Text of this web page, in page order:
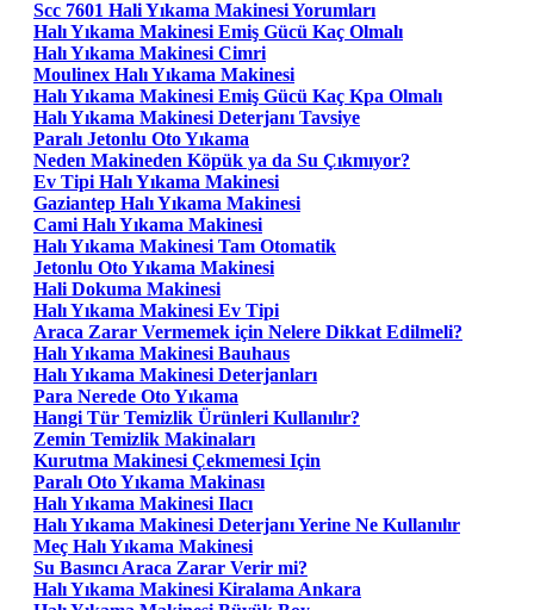
Scc 7601 Hali Yıkama Makinesi Yorumları
Halı Yıkama Makinesi Emiş Gücü Kaç Olmalı
Halı Yıkama Makinesi Cimri
Moulinex Halı Yıkama Makinesi
Halı Yıkama Makinesi Emiş Gücü Kaç Kpa Olmalı
Halı Yıkama Makinesi Deterjanı Tavsiye
Paralı Jetonlu Oto Yıkama
Neden Makineden Köpük ya da Su Çıkmıyor?
Ev Tipi Halı Yıkama Makinesi
Gaziantep Halı Yıkama Makinesi
Cami Halı Yıkama Makinesi
Halı Yıkama Makinesi Tam Otomatik
Jetonlu Oto Yıkama Makinesi
Hali Dokuma Makinesi
Halı Yıkama Makinesi Ev Tipi
Araca Zarar Vermemek için Nelere Dikkat Edilmeli?
Halı Yıkama Makinesi Bauhaus
Halı Yıkama Makinesi Deterjanları
Para Nerede Oto Yıkama
Hangi Tür Temizlik Ürünleri Kullanılır?
Zemin Temizlik Makinaları
Kurutma Makinesi Çekmemesi Için
Paralı Oto Yıkama Makinası
Halı Yıkama Makinesi Ilacı
Halı Yıkama Makinesi Deterjanı Yerine Ne Kullanılır
Meç Halı Yıkama Makinesi
Su Basıncı Araca Zarar Verir mi?
Halı Yıkama Makinesi Kiralama Ankara